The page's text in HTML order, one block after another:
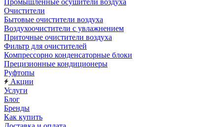
Промышленные осушители воздуха
Очистители
Бытовые очистители воздуха
Воздухоочистители с увлажнением
Приточные очистители воздуха
Фильтр для очистителей
Компрессорно конденсаторные блоки
Прецизионные кондиционеры
Руфтопы
Акции
Услуги
Блог
Бренды
Как купить